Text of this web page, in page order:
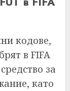
кодове,
в FIFA
за
като